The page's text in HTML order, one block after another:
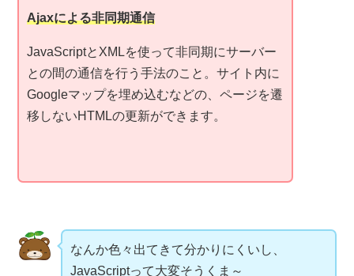
Ajaxによる非同期通信
JavaScriptとXMLを使って非同期にサーバー
との間の通信を行う手法のこと。サイト内に
Googleマップを埋め込むなどの、ページを遷
移しないHTMLの更新ができます。
なんか色々出てきて分かりにくいし、
JavaScriptって大変そうくま～